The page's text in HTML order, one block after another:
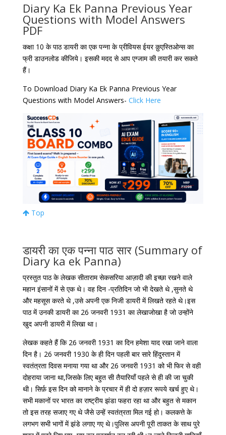
Diary Ka Ek Panna Previous Year
Questions with Model Answers
PDF
कक्षा 10 के पाठ डायरी का एक पन्ना के प्रीवियस ईयर क़ुएस्तिओन्स का
फ्री डाउनलोड कीजिये। इसकी मदद से आप एग्जाम की तयारी कर सकते
हैं।
To Download Diary Ka Ek Panna Previous Year
Questions with Model Answers- Click Here
Top
डायरी का एक पन्ना पाठ सार (Summary of
Diary ka ek Panna)
प्रस्तुत पाठ के लेखक सीताराम सेकसरिया आज़ादी की इच्छा रखने वाले
महान इंसानों में से एक थे। वह दिन -प्रतिदिन जो भी देखते थे ,सुनते थे
और महसूस करते थे ,उसे अपनी एक निजी डायरी में लिखते रहते थे।इस
पाठ में उनकी डायरी का 26 जनवरी 1931 का लेखाजोखा है जो उन्होंने
खुद अपनी डायरी में लिखा था।
लेखक कहते हैं कि 26 जनवरी 1931 का दिन हमेशा याद रखा जाने वाला
दिन है। 26 जनवरी 1930 के ही दिन पहली बार सारे हिंदुस्तान में
स्वतंत्रता दिवस मनाया गया था और 26 जनवरी 1931 को भी फिर से वही
दोहराया जाना था,जिसके लिए बहुत सी तैयारियाँ पहले से ही की जा चुकी
थी। सिर्फ़ इस दिन को मानाने के प्रचार में ही दो हज़ार रूपये खर्च हुए थे।
सभी मकानों पर भारत का राष्ट्रीय झंडा फहरा रहा था और बहुत से मकान
तो इस तरह सजाए गए थे जैसे उन्हें स्वतंत्रता मिल गई हो। कलकत्ते के
लगभग सभी भागों में झंडे लगाए गए थे।पुलिस अपनी पूरी ताकत के साथ पुरे